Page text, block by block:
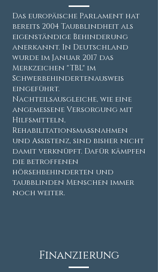
Das europäische Parlament hat
bereits 2004 Taubblindheit als
eigenständige Behinderung
anerkannt. In Deutschland
wurde im Januar 2017 das
Merkzeichen "TBL" im
Schwerbehindertenausweis
eingeführt.
Nachteilsausgleiche, wie eine
angemessene Versorgung mit
Hilfsmitteln,
Rehabilitationsmaßnahmen
und Assistenz, sind bisher nicht
damit verknüpft. Dafür kämpfen
die betroffenen
hörsehbehinderten und
taubblinden Menschen immer
noch weiter.
Finanzierung